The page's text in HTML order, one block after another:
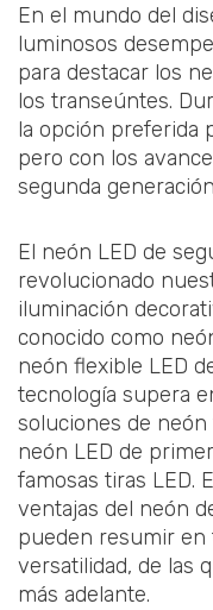
En el mundo del
luminosos
para destacar los
los transeúntes.
la opción preferida
pero con los
segunda
El neón LED de
revolucionado
iluminación
conocido como
neón flexible LED
tecnología supera
soluciones de neón
neón LED de
famosas tiras LED.
ventajas del neón
pueden resumir en
versatilidad, de las
más adelante.